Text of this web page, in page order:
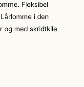
Fleksibel
i den
og med skridtkile